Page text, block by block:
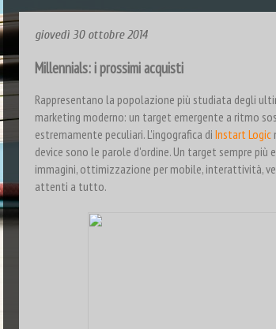
giovedì 30 ottobre 2014
Millennials: i prossimi acquisti
Rappresentano la popolazione più studiata degli
marketing moderno: un target emergente a ritmo
estremamente peculiari. L'ingografica di Instart Logic
device sono le parole d'ordine. Un target sempre
immagini, ottimizzazione per mobile, interattività,
attenti a tutto.